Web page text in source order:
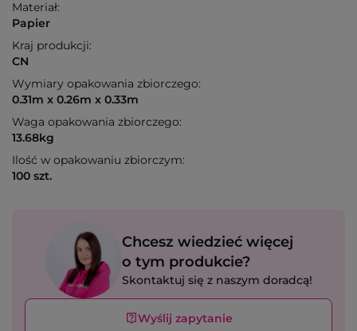
Materiał:
Papier
Kraj produkcji:
CN
Wymiary opakowania zbiorczego:
0.31m x 0.26m x 0.33m
Waga opakowania zbiorczego:
13.68kg
Ilość w opakowaniu zbiorczym:
100 szt.
Chcesz wiedzieć więcej
o tym produkcie?
Skontaktuj się z naszym doradcą!
Wyślij zapytanie